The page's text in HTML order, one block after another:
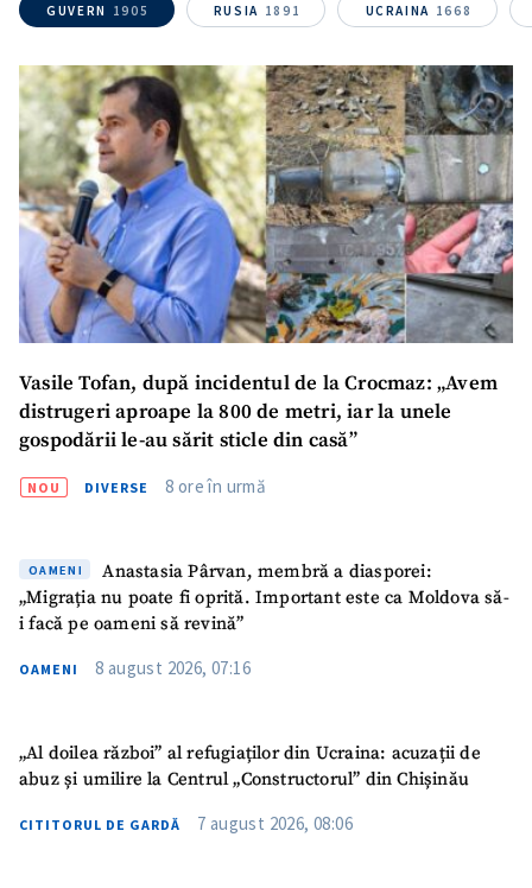
GUVERN 1905 RUSIA 1891 UCRAINA 1668
Vasile Tofan, după incidentul de la Crocmaz: „Avem
distrugeri aproape la 800 de metri, iar la unele
gospodării le-au sărit sticle din casă”
NOU DIVERSE 8 ore în urmă
OAMENI
Anastasia Pârvan, membră a diasporei:
„Migrația nu poate fi oprită. Important este ca Moldova să-
i facă pe oameni să revină”
OAMENI 8 august 2026, 07:16
„Al doilea război” al refugiaților din Ucraina: acuzații de
abuz și umilire la Centrul „Constructorul” din Chișinău
CITITORUL DE GARDĂ 7 august 2026, 08:06
Titlu știre+ Adaugă titlu
Fotografie
+ Încarcă imagine
Link media
+ Link media
Mesajul știrei
+ Mesajul știrei
CONTACT SURSĂ
+ Emailul meu
confidențialitate.